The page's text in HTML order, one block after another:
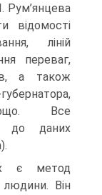
Рум’янцева
відомості
ліній
переваг,
а також
Все
до даних
є метод
людини. Він